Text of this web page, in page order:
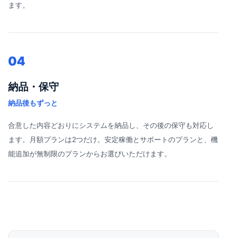
ます。
04
納品・保守
納品後もずっと
合意した内容どおりにシステムを納品し、その後の保守も対応し
ます。月額プランは2つだけ。安定稼働とサポートのプランと、機
能追加が無制限のプランからお選びいただけます。